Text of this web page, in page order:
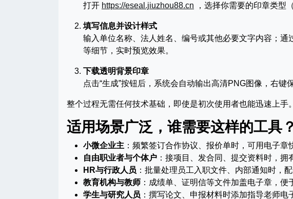
打开 https://eseal.jiuzhou88.cn ，选择你需要的印章类型
填写信息并设计样式
输入单位名称、法人姓名、编号或其他必要文字内容；
等细节，实时预览效果。
下载透明背景印章
点击“生成”按钮后，系统会自动输出高清PNG图像，右键
整个过程无需任何技术基础，即使是初次使用者也能迅速上手。
适用场景广泛，谁需要这样的工具？
小微企业主 ：频繁签订合作协议、报价单时，可用电子章
自由职业者与个体户 ：接项目、发合同、提交资料时，拥
HR与行政人员 ：批量处理员工入职文件、内部通知时，
教育机构与教师 ：成绩单、证明信等文件加盖电子章，便
学生与研究人员 ：撰写论文、申报材料时添加指导老师电